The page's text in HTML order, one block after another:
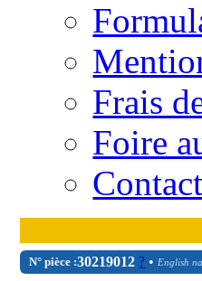
Frais
Foire
Contact
N° pièce :30219012 ? •English